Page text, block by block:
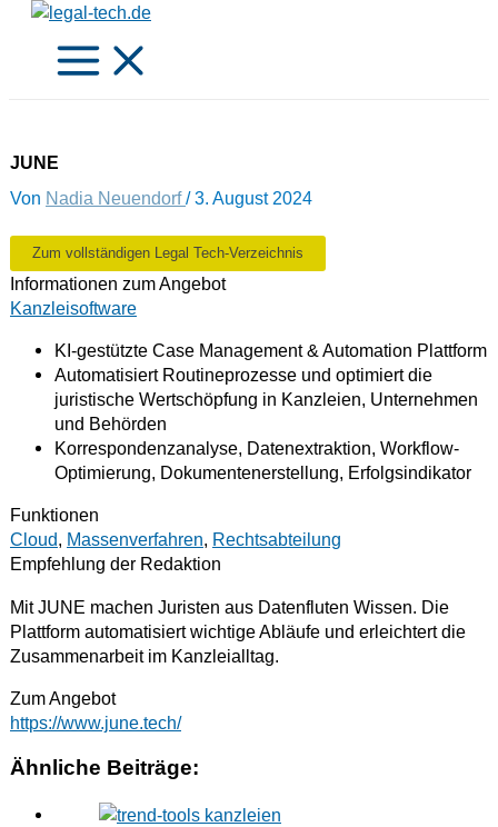
Zum
springen
JUNE
Von Nadia Neuendorf/3. August 2024
Zum vollständigen Legal Tech-Verzeichnis
Informationen zum Angebot
Kanzleisoftware
KI-gestützte Case Management & Automation Plattform
Automatisiert Routineprozesse und optimiert die
juristische Wertschöpfung in Kanzleien, Unternehmen
und Behörden
Korrespondenzanalyse, Datenextraktion, Workflow-
Optimierung, Dokumentenerstellung, Erfolgsindikator
Funktionen
Cloud, Massenverfahren, Rechtsabteilung
Empfehlung der Redaktion
Mit JUNE machen Juristen aus Datenfluten Wissen. Die
Plattform automatisiert wichtige Abläufe und erleichtert die
Zusammenarbeit im Kanzleialltag.
Zum Angebot
https://www.june.tech/
Ähnliche Beiträge: